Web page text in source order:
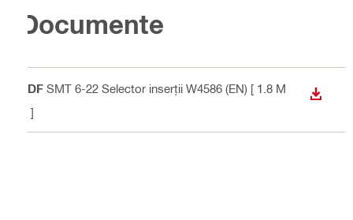
Documente
PDF SMT 6-22 Selector inserții W4586 (EN) [ 1.8 M
B ]